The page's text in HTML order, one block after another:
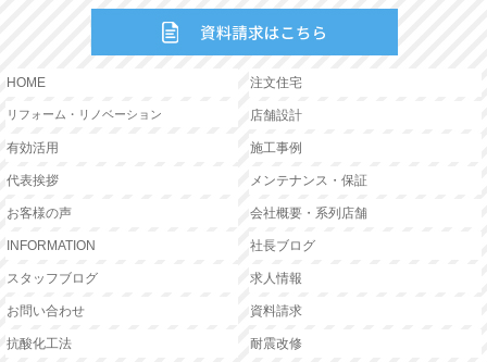
HOME 注文住宅
リフォーム・リノベーション 店舗設計
有効活用 施工事例
代表挨拶 メンテナンス・保証
お客様の声 会社概要・系列店舗
INFORMATION 社長ブログ
スタッフブログ 求人情報
お問い合わせ 資料請求
抗酸化工法 耐震改修